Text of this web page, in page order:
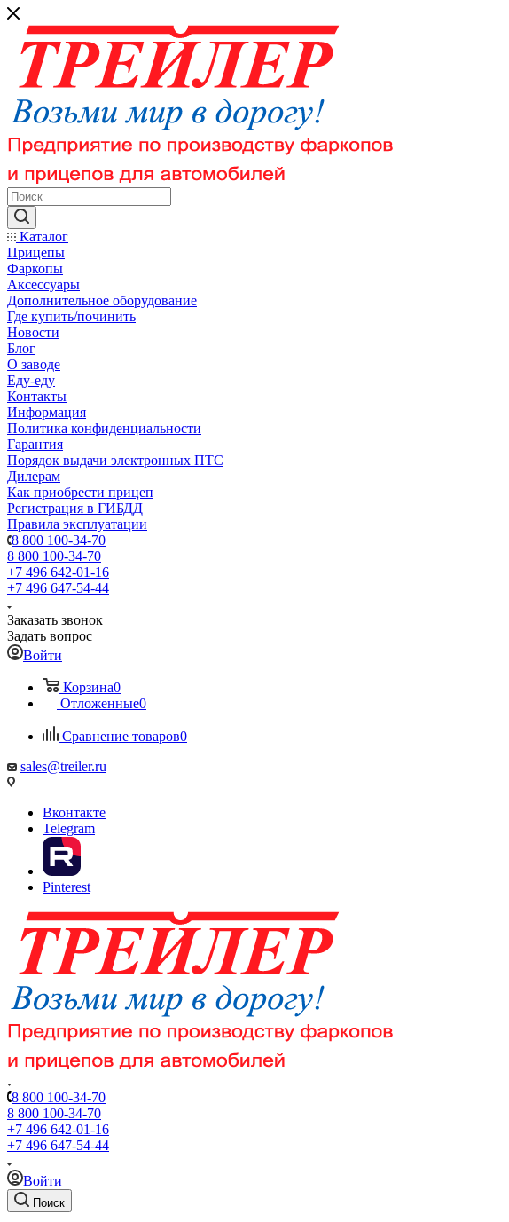
Каталог
Прицепы
Фаркопы
Аксессуары
Дополнительное оборудование
Где купить/починить
Новости
Блог
О заводе
Еду-еду
Контакты
Информация
Политика конфиденциальности
Гарантия
Порядок выдачи электронных ПТС
Дилерам
Как приобрести прицеп
Регистрация в ГИБДД
Правила эксплуатации
8 800 100-34-70
8 800 100-34-70
+7 496 642-01-16
+7 496 647-54-44
Заказать звонок
Задать вопрос
Войти
Корзина0
Отложенные0
Сравнение товаров0
sales@treiler.ru
Вконтакте
Telegram
Pinterest
8 800 100-34-70
8 800 100-34-70
+7 496 642-01-16
+7 496 647-54-44
Войти
Поиск